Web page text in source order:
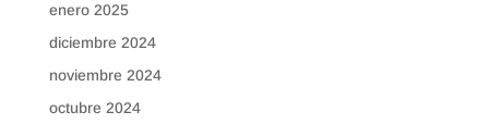
enero 2025
diciembre 2024
noviembre 2024
octubre 2024